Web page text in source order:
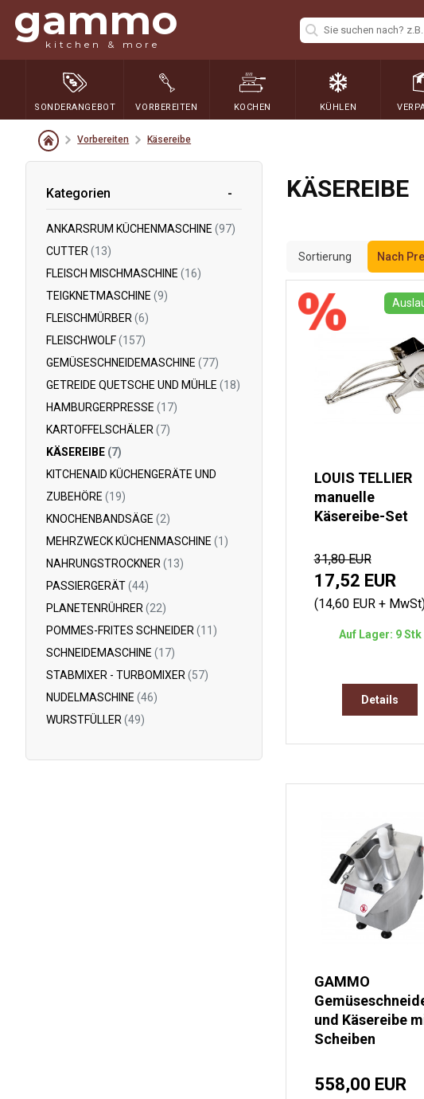
gammo
kitchen & more
SONDERANGEBOT VORBEREITEN KOCHEN KÜHLEN
Vorbereiten Käsereibe
Kategorien
ANKARSRUM KÜCHENMASCHINE (97)
CUTTER (13)
FLEISCH MISCHMASCHINE (16)
TEIGKNETMASCHINE (9)
FLEISCHMÜRBER (6)
FLEISCHWOLF(157)
GEMÜSESCHNEIDEMASCHINE (77)
GETREIDE QUETSCHE UND MÜHLE (18)
HAMBURGERPRESSE (17)
KARTOFFELSCHÄLER (7)
KÄSEREIBE (7)
KITCHENAID KÜCHENGERÄTE UND
ZUBEHÖRE (19)
KNOCHENBANDSÄGE (2)
MEHRZWECK KÜCHENMASCHINE (1)
NAHRUNGSTROCKNER (13)
PASSIERGERÄT(44)
PLANETENRÜHRER (22)
POMMES-FRITES SCHNEIDER (11)
SCHNEIDEMASCHINE (17)
STABMIXER - TURBOMIXER (57)
NUDELMASCHINE (46)
WURSTFÜLLER (49)
KÄSEREIBE
Sortierung Nach
LOUIS TELLIER
manuelle
Käsereibe-Set
31,80 EUR
17,52 EUR
(14,60 EUR +
Auf Lager: 9 Stk
Details
GAMMO
und Käsereibe
Scheiben
558,00 EUR